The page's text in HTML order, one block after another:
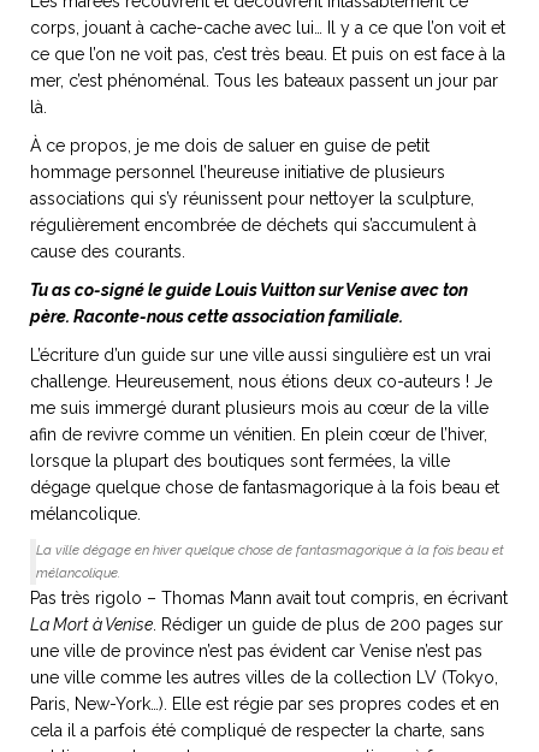
corps, jouant à cache-cache avec lui… Il y a ce que l’on voit et
ce que l’on ne voit pas, c’est très beau. Et puis on est face à la
mer, c’est phénoménal. Tous les bateaux passent un jour par
là.
À ce propos, je me dois de saluer en guise de petit
hommage personnel l’heureuse initiative de plusieurs
associations qui s’y réunissent pour nettoyer la sculpture,
régulièrement encombrée de déchets qui s’accumulent à
cause des courants.
Tu as co-signé le guide Louis Vuitton sur Venise avec ton
père. Raconte-nous cette association familiale.
L’écriture d’un guide sur une ville aussi singulière est un vrai
challenge. Heureusement, nous étions deux co-auteurs ! Je
me suis immergé durant plusieurs mois au cœur de la ville
afin de revivre comme un vénitien. En plein cœur de l’hiver,
lorsque la plupart des boutiques sont fermées, la ville
dégage quelque chose de fantasmagorique à la fois beau et
mélancolique.
La ville dégage en hiver quelque chose de fantasmagorique à la fois beau et
mélancolique.
Pas très rigolo – Thomas Mann avait tout compris, en écrivant
La Mort à Venise . Rédiger un guide de plus de 200 pages sur
une ville de province n’est pas évident car Venise n’est pas
une ville comme les autres villes de la collection LV (Tokyo,
Paris, New-York…). Elle est régie par ses propres codes et en
cela il a parfois été compliqué de respecter la charte, sans